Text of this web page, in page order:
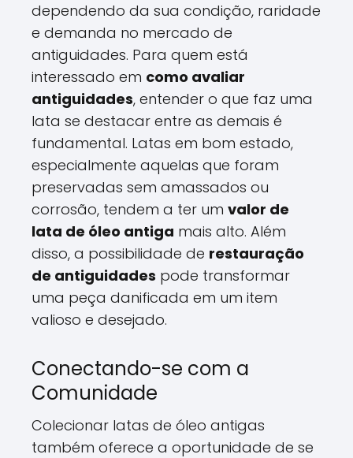
dependendo da sua condição, raridade
e demanda no mercado de
antiguidades. Para quem está
interessado em como avaliar
antiguidades, entender o que faz uma
lata se destacar entre as demais é
fundamental. Latas em bom estado,
especialmente aquelas que foram
preservadas sem amassados ou
corrosão, tendem a ter um valor de
lata de óleo antiga mais alto. Além
disso, a possibilidade de restauração
de antiguidades pode transformar
uma peça danificada em um item
valioso e desejado.
Conectando-se com a
Comunidade
Colecionar latas de óleo antigas
também oferece a oportunidade de se